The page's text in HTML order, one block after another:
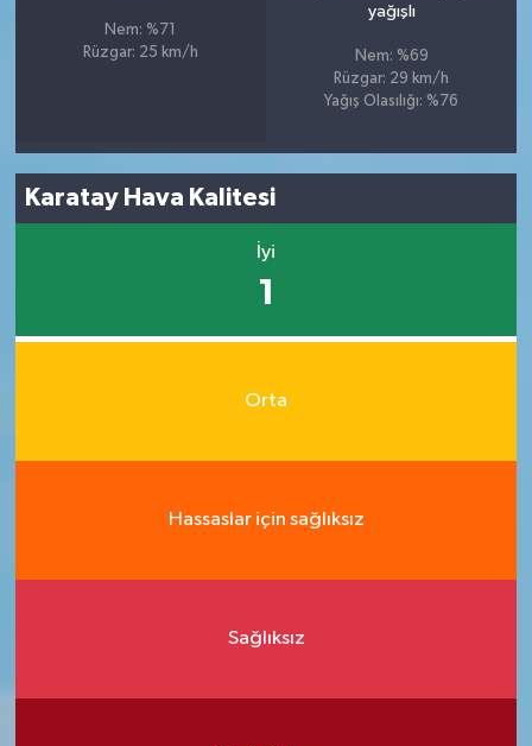
Nem: %71
Rüzgar: 25 km/h
yağışlı
Nem: %69
Rüzgar: 29 km/h
Yağış Olasılığı: %76
Karatay Hava Kalitesi
İyi
1
Orta
Hassaslar için sağlıksız
Sağlıksız